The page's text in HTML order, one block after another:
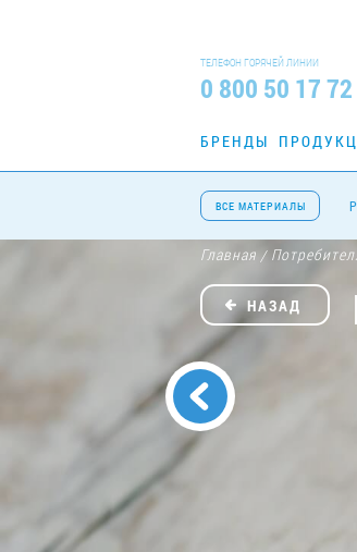
ТЕЛЕФОН ГОРЯЧЕЙ ЛИНИИ
0 800 50 17 72
БРЕНДЫ
ВСЕ МАТЕРИАЛЫ
Главная /
НАЗАД